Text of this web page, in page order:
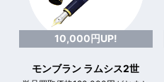
10,000円UP!
モンブラン ラムシス2世